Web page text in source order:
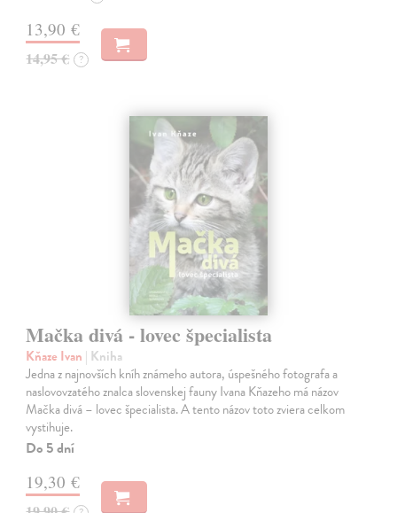
13,90 €
14,95 € ?
Mačka divá - lovec špecialista
Kňaze Ivan | Kniha
Jedna z najnovších kníh známeho autora, úspešného fotografa a
naslovovzatého znalca slovenskej fauny Ivana Kňazeho má názov
Mačka divá – lovec špecialista. A tento názov toto zviera celkom
vystihuje.
Do 5 dní
19,30 €